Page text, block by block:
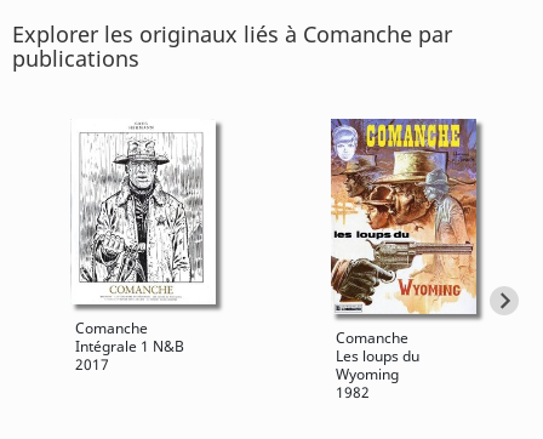
Explorer les originaux liés à Comanche par
publications
Comanche
Intégrale 1 N&B
2017
Comanche
Les loups du
Wyoming
1982